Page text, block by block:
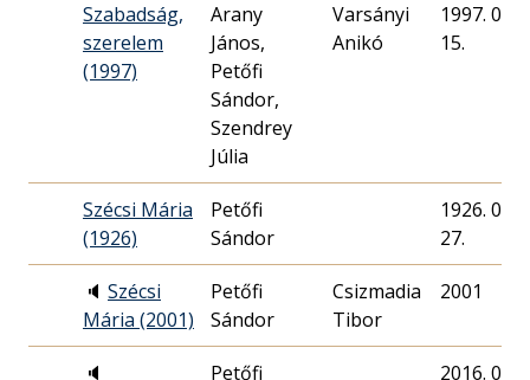
Szabadság,
szerelem
(1997)
Arany
János,
Petőfi
Sándor,
Szendrey
Júlia
Varsányi
Anikó
1997. 03.
15.
Szécsi Mária
(1926)
Petőfi
Sándor
1926. 08.
27.
🔈 Szécsi
Mária (2001)
Petőfi
Sándor
Csizmadia
Tibor
2001
🔈
Petőfi
2016. 09.